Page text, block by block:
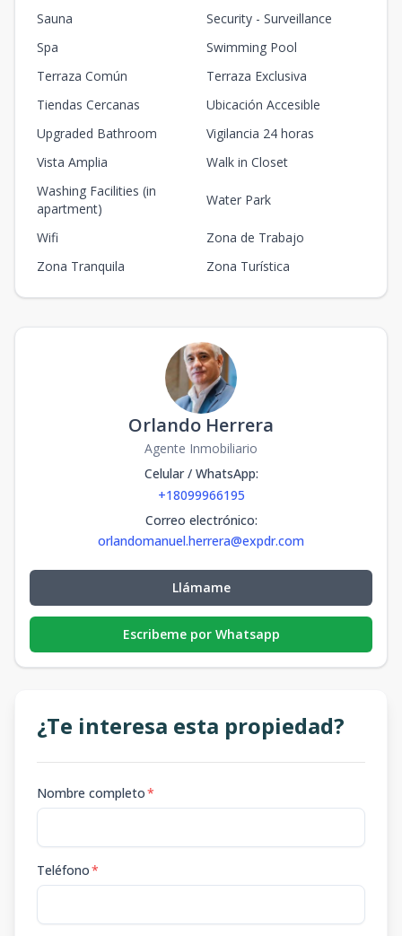
Sauna
Security - Surveillance
Spa
Swimming Pool
Terraza Común
Terraza Exclusiva
Tiendas Cercanas
Ubicación Accesible
Upgraded Bathroom
Vigilancia 24 horas
Vista Amplia
Walk in Closet
Washing Facilities (in
apartment)
Water Park
Wifi
Zona de Trabajo
Zona Tranquila
Zona Turística
Orlando Herrera
Agente Inmobiliario
Celular / WhatsApp:
+18099966195
Correo electrónico:
orlandomanuel.herrera@expdr.com
Llámame
Escribeme por Whatsapp
¿Te interesa esta propiedad?
Nombre completo*
Teléfono*